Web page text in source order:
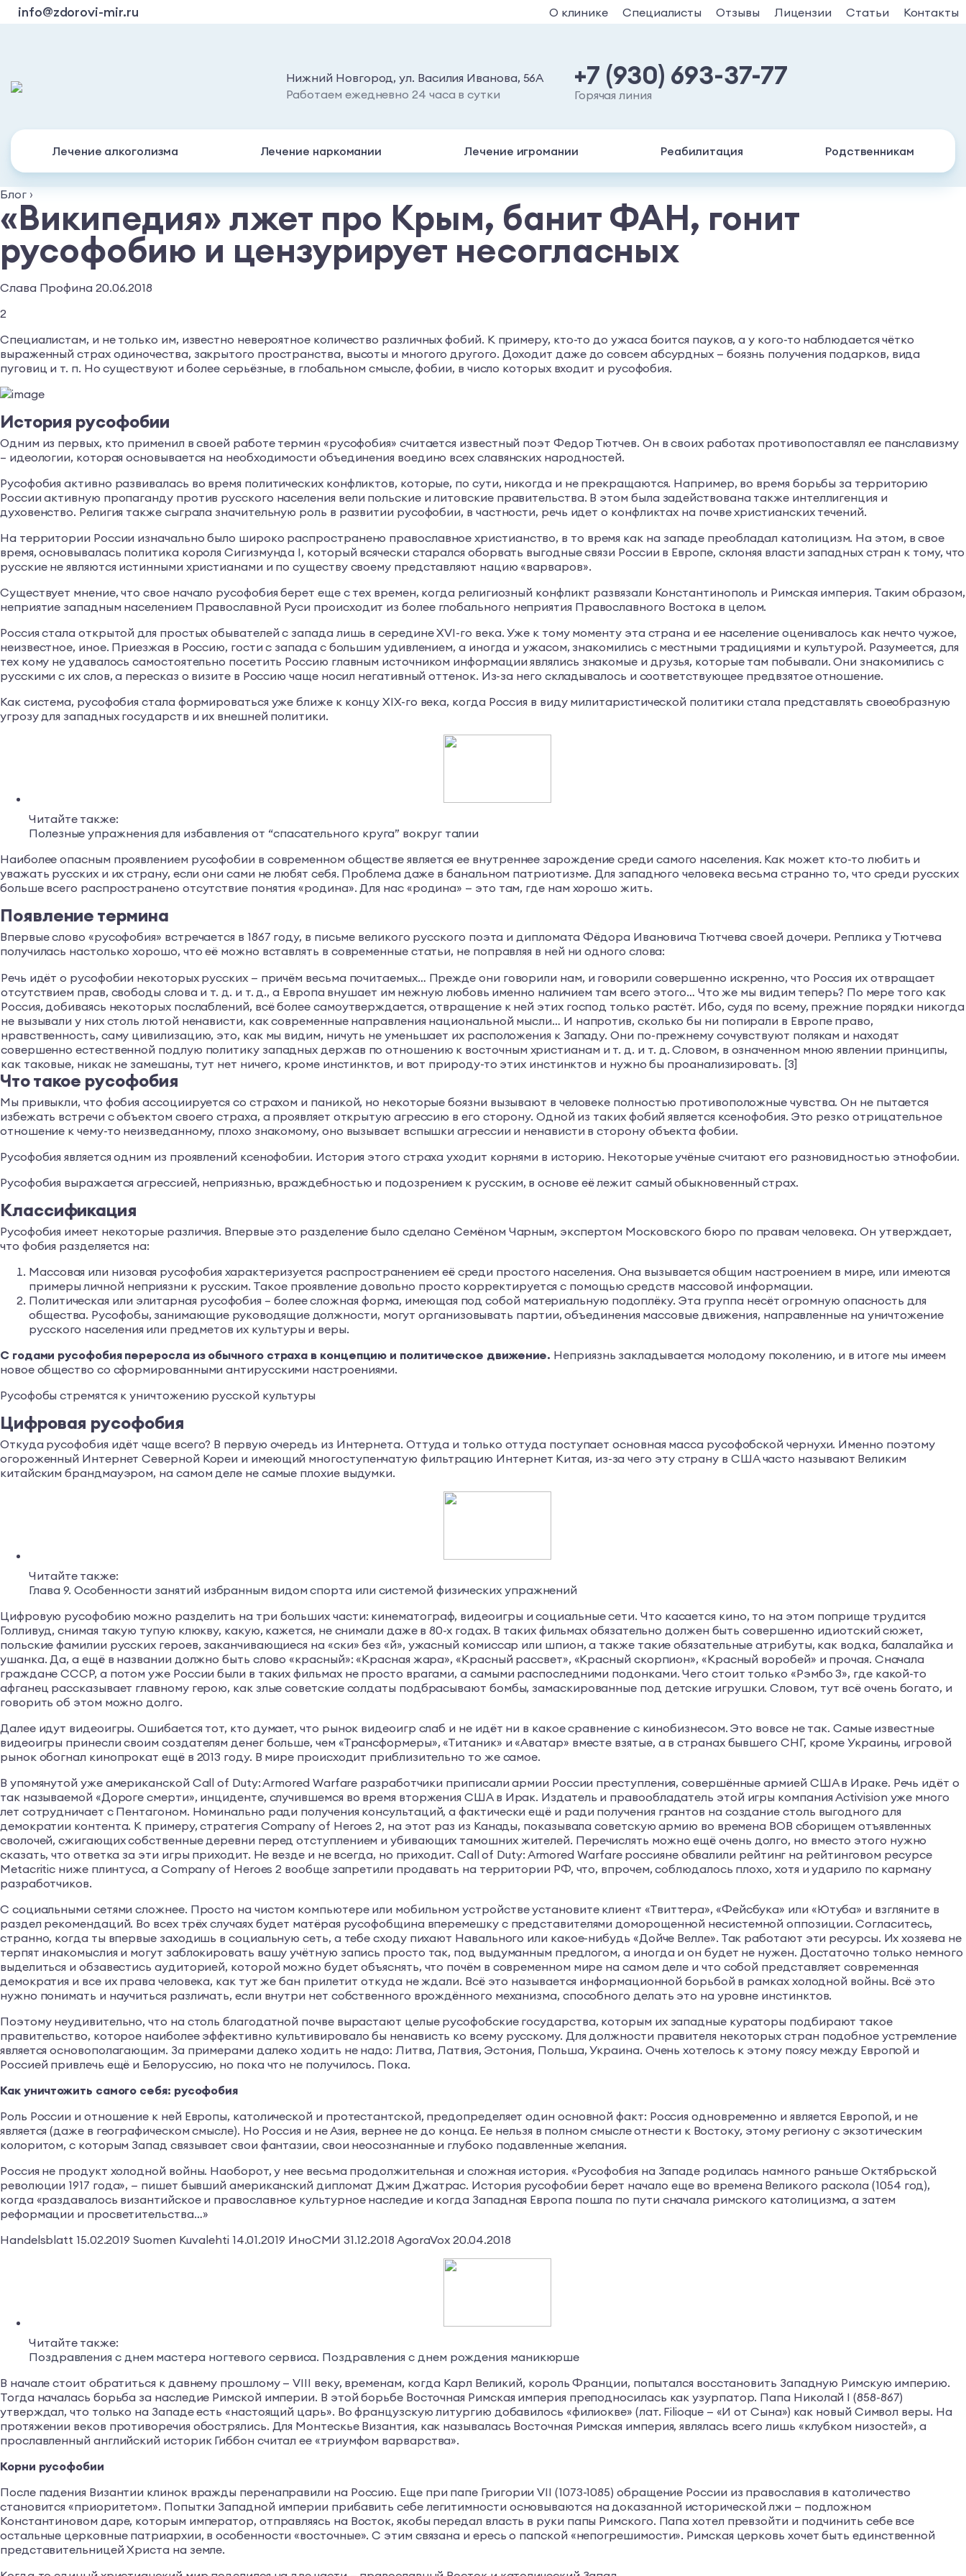
info@zdorovi-mir.ru О клинике Специалисты Отзывы Лицензии Статьи Контакты
Нижний Новгород, ул. Василия Иванова, 56А
Работаем ежедневно 24 часа в сутки
+7 (930) 693-37-77
Горячая линия
Лечение алкоголизма Лечение наркомании Лечение игромании Реабилитация Родственникам
Блог ›
«Википедия» лжет про Крым, банит ФАН, гонит
русофобию и цензурирует несогласных
Слава Профина 20.06.2018
2
Специалистам, и не только им, известно невероятное количество различных фобий. К примеру, кто-то до ужаса боится пауков, а у кого-то наблюдается чётко
выраженный страх одиночества, закрытого пространства, высоты и многого другого. Доходит даже до совсем абсурдных — боязнь получения подарков, вида
пуговиц и т. п. Но существуют и более серьёзные, в глобальном смысле, фобии, в число которых входит и русофобия.
История русофобии
Одним из первых, кто применил в своей работе термин «русофобия» считается известный поэт Федор Тютчев. Он в своих работах противопоставлял ее панславизму
– идеологии, которая основывается на необходимости объединения воедино всех славянских народностей.
Русофобия активно развивалась во время политических конфликтов, которые, по сути, никогда и не прекращаются. Например, во время борьбы за территорию
России активную пропаганду против русского населения вели польские и литовские правительства. В этом была задействована также интеллигенция и
духовенство. Религия также сыграла значительную роль в развитии русофобии, в частности, речь идет о конфликтах на почве христианских течений.
На территории России изначально было широко распространено православное христианство, в то время как на западе преобладал католицизм. На этом, в свое
время, основывалась политика короля Сигизмунда I, который всячески старался оборвать выгодные связи России в Европе, склоняя власти западных стран к тому, что
русские не являются истинными христианами и по существу своему представляют нацию «варваров».
Существует мнение, что свое начало русофобия берет еще с тех времен, когда религиозный конфликт развязали Константинополь и Римская империя. Таким образом,
неприятие западным населением Православной Руси происходит из более глобального неприятия Православного Востока в целом.
Россия стала открытой для простых обывателей с запада лишь в середине XVI-го века. Уже к тому моменту эта страна и ее население оценивалось как нечто чужое,
неизвестное, иное. Приезжая в Россию, гости с запада с большим удивлением, а иногда и ужасом, знакомились с местными традициями и культурой. Разумеется, для
тех кому не удавалось самостоятельно посетить Россию главным источником информации являлись знакомые и друзья, которые там побывали. Они знакомились с
русскими с их слов, а пересказ о визите в Россию чаще носил негативный оттенок. Из-за него складывалось и соответствующее предвзятое отношение.
Как система, русофобия стала формироваться уже ближе к концу XIX-го века, когда Россия в виду милитаристической политики стала представлять своеобразную
угрозу для западных государств и их внешней политики.
Читайте также:
Полезные упражнения для избавления от “спасательного круга” вокруг талии
Наиболее опасным проявлением русофобии в современном обществе является ее внутреннее зарождение среди самого населения. Как может кто-то любить и
уважать русских и их страну, если они сами не любят себя. Проблема даже в банальном патриотизме. Для западного человека весьма странно то, что среди русских
больше всего распространено отсутствие понятия «родина». Для нас «родина» — это там, где нам хорошо жить.
Появление термина
Впервые слово «русофобия» встречается в 1867 году, в письме великого русского поэта и дипломата Фёдора Ивановича Тютчева своей дочери. Реплика у Тютчева
получилась настолько хорошо, что её можно вставлять в современные статьи, не поправляя в ней ни одного слова:
Речь идёт о русофобии некоторых русских — причём весьма почитаемых… Прежде они говорили нам, и говорили совершенно искренно, что Россия их отвращает
отсутствием прав, свободы слова и т. д. и т. д., а Европа внушает им нежную любовь именно наличием там всего этого… Что же мы видим теперь? По мере того как
Россия, добиваясь некоторых послаблений, всё более самоутверждается, отвращение к ней этих господ только растёт. Ибо, судя по всему, прежние порядки никогда
не вызывали у них столь лютой ненависти, как современные направления национальной мысли… И напротив, сколько бы ни попирали в Европе право,
нравственность, саму цивилизацию, это, как мы видим, ничуть не уменьшает их расположения к Западу. Они по-прежнему сочувствуют полякам и находят
совершенно естественной подлую политику западных держав по отношению к восточным христианам и т. д. и т. д. Словом, в означенном мною явлении принципы,
как таковые, никак не замешаны, тут нет ничего, кроме инстинктов, и вот природу-то этих инстинктов и нужно бы проанализировать. [3]
Что такое русофобия
Мы привыкли, что фобия ассоциируется со страхом и паникой, но некоторые боязни вызывают в человеке полностью противоположные чувства. Он не пытается
избежать встречи с объектом своего страха, а проявляет открытую агрессию в его сторону. Одной из таких фобий является ксенофобия. Это резко отрицательное
отношение к чему-то неизведанному, плохо знакомому, оно вызывает вспышки агрессии и ненависти в сторону объекта фобии.
Русофобия является одним из проявлений ксенофобии. История этого страха уходит корнями в историю. Некоторые учёные считают его разновидностью этнофобии.
Русофобия выражается агрессией, неприязнью, враждебностью и подозрением к русским, в основе её лежит самый обыкновенный страх.
Классификация
Русофобия имеет некоторые различия. Впервые это разделение было сделано Семёном Чарным, экспертом Московского бюро по правам человека. Он утверждает,
что фобия разделяется на:
Массовая или низовая русофобия характеризуется распространением её среди простого населения. Она вызывается общим настроением в мире, или имеются
примеры личной неприязни к русским. Такое проявление довольно просто корректируется с помощью средств массовой информации.
Политическая или элитарная русофобия – более сложная форма, имеющая под собой материальную подоплёку. Эта группа несёт огромную опасность для
общества. Русофобы, занимающие руководящие должности, могут организовывать партии, объединения массовые движения, направленные на уничтожение
русского населения или предметов их культуры и веры.
С годами русофобия переросла из обычного страха в концепцию и политическое движение. Неприязнь закладывается молодому поколению, и в итоге мы имеем
новое общество со сформированными антирусскими настроениями.
Русофобы стремятся к уничтожению русской культуры
Цифровая русофобия
Откуда русофобия идёт чаще всего? В первую очередь из Интернета. Оттуда и только оттуда поступает основная масса русофобской чернухи. Именно поэтому
огороженный Интернет Северной Кореи и имеющий многоступенчатую фильтрацию Интернет Китая, из-за чего эту страну в США часто называют Великим
китайским брандмауэром, на самом деле не самые плохие выдумки.
Читайте также:
Глава 9. Особенности занятий избранным видом спорта или системой физических упражнений
Цифровую русофобию можно разделить на три больших части: кинематограф, видеоигры и социальные сети. Что касается кино, то на этом поприще трудится
Голливуд, снимая такую тупую клюкву, какую, кажется, не снимали даже в 80-х годах. В таких фильмах обязательно должен быть совершенно идиотский сюжет,
польские фамилии русских героев, заканчивающиеся на «ски» без «й», ужасный комиссар или шпион, а также такие обязательные атрибуты, как водка, балалайка и
ушанка. Да, а ещё в названии должно быть слово «красный»: «Красная жара», «Красный рассвет», «Красный скорпион», «Красный воробей» и прочая. Сначала
граждане СССР, а потом уже России были в таких фильмах не просто врагами, а самыми распоследними подонками. Чего стоит только «Рэмбо 3», где какой-то
афганец рассказывает главному герою, как злые советские солдаты подбрасывают бомбы, замаскированные под детские игрушки. Словом, тут всё очень богато, и
говорить об этом можно долго.
Далее идут видеоигры. Ошибается тот, кто думает, что рынок видеоигр слаб и не идёт ни в какое сравнение с кинобизнесом. Это вовсе не так. Самые известные
видеоигры принесли своим создателям денег больше, чем «Трансформеры», «Титаник» и «Аватар» вместе взятые, а в странах бывшего СНГ, кроме Украины, игровой
рынок обогнал кинопрокат ещё в 2013 году. В мире происходит приблизительно то же самое.
В упомянутой уже американской Call of Duty: Armored Warfare разработчики приписали армии России преступления, совершённые армией США в Ираке. Речь идёт о
так называемой «Дороге смерти», инциденте, случившемся во время вторжения США в Ирак. Издатель и правообладатель этой игры компания Activision уже много
лет сотрудничает с Пентагоном. Номинально ради получения консультаций, а фактически ещё и ради получения грантов на создание столь выгодного для
демократии контента. К примеру, стратегия Company of Heroes 2, на этот раз из Канады, показывала советскую армию во времена ВОВ сборищем отъявленных
сволочей, сжигающих собственные деревни перед отступлением и убивающих тамошних жителей. Перечислять можно ещё очень долго, но вместо этого нужно
сказать, что ответка за эти игры приходит. Не везде и не всегда, но приходит. Call of Duty: Armored Warfare россияне обвалили рейтинг на рейтинговом ресурсе
Metacritic ниже плинтуса, а Company of Heroes 2 вообще запретили продавать на территории РФ, что, впрочем, соблюдалось плохо, хотя и ударило по карману
разработчиков.
С социальными сетями сложнее. Просто на чистом компьютере или мобильном устройстве установите клиент «Твиттера», «Фейсбука» или «Ютуба» и взгляните в
раздел рекомендаций. Во всех трёх случаях будет матёрая русофобщина вперемешку с представителями доморощенной несистемной оппозиции. Согласитесь,
странно, когда ты впервые заходишь в социальную сеть, а тебе сходу пихают Навального или какое-нибудь «Дойче Велле». Так работают эти ресурсы. Их хозяева не
терпят инакомыслия и могут заблокировать вашу учётную запись просто так, под выдуманным предлогом, а иногда и он будет не нужен. Достаточно только немного
выделиться и обзавестись аудиторией, которой можно будет объяснять, что почём в современном мире на самом деле и что собой представляет современная
демократия и все их права человека, как тут же бан прилетит откуда не ждали. Всё это называется информационной борьбой в рамках холодной войны. Всё это
нужно понимать и научиться различать, если внутри нет собственного врождённого механизма, способного делать это на уровне инстинктов.
Поэтому неудивительно, что на столь благодатной почве вырастают целые русофобские государства, которым их западные кураторы подбирают такое
правительство, которое наиболее эффективно культивировало бы ненависть ко всему русскому. Для должности правителя некоторых стран подобное устремление
является основополагающим. За примерами далеко ходить не надо: Литва, Латвия, Эстония, Польша, Украина. Очень хотелось к этому поясу между Европой и
Россией привлечь ещё и Белоруссию, но пока что не получилось. Пока.
Как уничтожить самого себя: русофобия
Роль России и отношение к ней Европы, католической и протестантской, предопределяет один основной факт: Россия одновременно и является Европой, и не
является (даже в географическом смысле). Но Россия и не Азия, вернее не до конца. Ее нельзя в полном смысле отнести к Востоку, этому региону с экзотическим
колоритом, с которым Запад связывает свои фантазии, свои неосознанные и глубоко подавленные желания.
Россия не продукт холодной войны. Наоборот, у нее весьма продолжительная и сложная история. «Русофобия на Западе родилась намного раньше Октябрьской
революции 1917 года», — пишет бывший американский дипломат Джим Джатрас. История русофобии берет начало еще во времена Великого раскола (1054 год),
когда «раздавалось византийское и православное культурное наследие и когда Западная Европа пошла по пути сначала римского католицизма, а затем
реформации и просветительства…»
Handelsblatt 15.02.2019 Suomen Kuvalehti 14.01.2019 ИноСМИ 31.12.2018 AgoraVox 20.04.2018
Читайте также:
Поздравления с днем мастера ногтевого сервиса. Поздравления с днем рождения маникюрше
В начале стоит обратиться к давнему прошлому — VIII веку, временам, когда Карл Великий, король Франции, попытался восстановить Западную Римскую империю.
Тогда началась борьба за наследие Римской империи. В этой борьбе Восточная Римская империя преподносилась как узурпатор. Папа Николай I (858-867)
утверждал, что только на Западе есть «настоящий царь». Во французскую литургию добавилось «филиокве» (лат. Filioque — «И от Сына») как новый Символ веры. На
протяжении веков противоречия обострялись. Для Монтескье Византия, как называлась Восточная Римская империя, являлась всего лишь «клубком низостей», а
прославленный английский историк Гиббон считал ее «триумфом варварства».
Корни русофобии
После падения Византии клинок вражды перенаправили на Россию. Еще при папе Григории VII (1073-1085) обращение России из православия в католичество
становится «приоритетом». Попытки Западной империи прибавить себе легитимности основываются на доказанной исторической лжи — подложном
Константиновом даре, которым император, отправляясь на Восток, якобы передал власть в руки папы Римского. Папа хотел превзойти и подчинить себе все
остальные церковные патриархии, в особенности «восточные». С этим связана и ересь о папской «непогрешимости». Римская церковь хочет быть единственной
представительницей Христа на земле.